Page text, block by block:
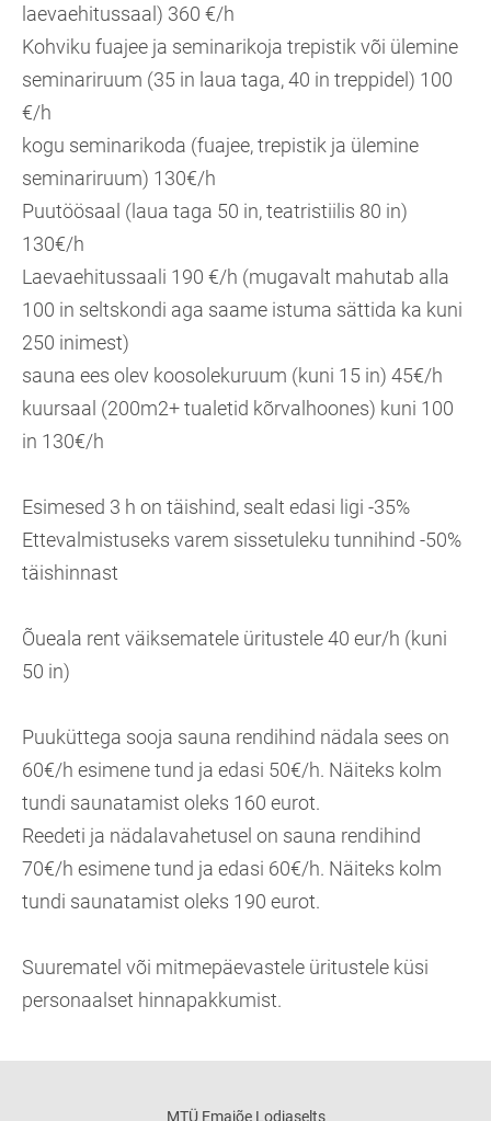
laevaehitussaal) 360 €/h
Kohviku fuajee ja seminarikoja trepistik või ülemine
seminariruum (35 in laua taga, 40 in treppidel) 100
€/h
kogu seminarikoda (fuajee, trepistik ja ülemine
seminariruum) 130€/h
Puutöösaal (laua taga 50 in, teatristiilis 80 in)
130€/h
Laevaehitussaali 190 €/h (mugavalt mahutab alla
100 in seltskondi aga saame istuma sättida ka kuni
250 inimest)
sauna ees olev koosolekuruum (kuni 15 in) 45€/h
kuursaal (200m2+ tualetid kõrvalhoones) kuni 100
in 130€/h
Esimesed 3 h on täishind, sealt edasi ligi -35%
Ettevalmistuseks varem sissetuleku tunnihind -50%
täishinnast
Õueala rent väiksematele üritustele 40 eur/h (kuni
50 in)
Puuküttega sooja sauna rendihind nädala sees on
60€/h esimene tund ja edasi 50€/h. Näiteks kolm
tundi saunatamist oleks 160 eurot.
Reedeti ja nädalavahetusel on sauna rendihind
70€/h esimene tund ja edasi 60€/h. Näiteks kolm
tundi saunatamist oleks 190 eurot.
Suurematel või mitmepäevastele üritustele küsi
personaalset hinnapakkumist.
MTÜ Emajõe Lodjaselts